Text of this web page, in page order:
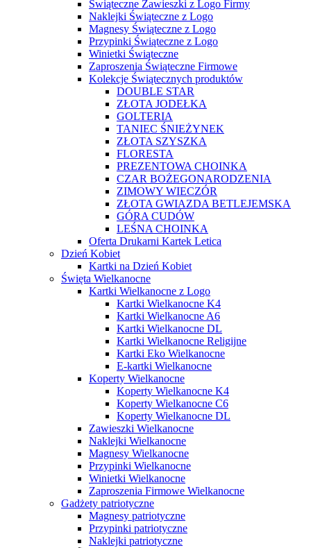
Świąteczne Zawieszki z Logo Firmy
Naklejki Świąteczne z Logo
Magnesy Świąteczne z Logo
Przypinki Świąteczne z Logo
Winietki Świąteczne
Zaproszenia Świąteczne Firmowe
Kolekcje Świątecznych produktów
DOUBLE STAR
ZŁOTA JODEŁKA
GOLTERIA
TANIEC ŚNIEŻYNEK
ZŁOTA SZYSZKA
FLORESTA
PREZENTOWA CHOINKA
CZAR BOŻEGONARODZENIA
ZIMOWY WIECZÓR
ZŁOTA GWIAZDA BETLEJEMSKA
GÓRA CUDÓW
LEŚNA CHOINKA
Oferta Drukarni Kartek Letica
Dzień Kobiet
Kartki na Dzień Kobiet
Święta Wielkanocne
Kartki Wielkanocne z Logo
Kartki Wielkanocne K4
Kartki Wielkanocne A6
Kartki Wielkanocne DL
Kartki Wielkanocne Religijne
Kartki Eko Wielkanocne
E-kartki Wielkanocne
Koperty Wielkanocne
Koperty Wielkanocne K4
Koperty Wielkanocne C6
Koperty Wielkanocne DL
Zawieszki Wielkanocne
Naklejki Wielkanocne
Magnesy Wielkanocne
Przypinki Wielkanocne
Winietki Wielkanocne
Zaproszenia Firmowe Wielkanocne
Gadżety patriotyczne
Magnesy patriotyczne
Przypinki patriotyczne
Naklejki patriotyczne